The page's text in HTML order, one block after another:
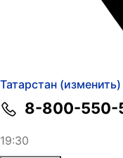
Татарстан (изменить)
8-800-550-
19:30